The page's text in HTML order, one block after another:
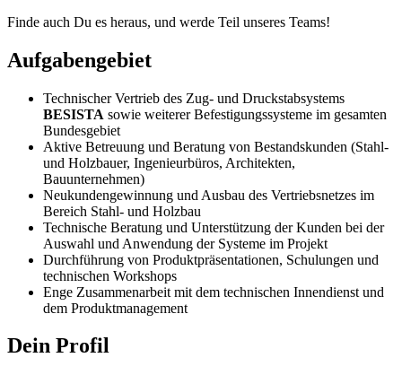
Finde auch Du es heraus, und werde Teil unseres Teams!
Aufgabengebiet
Technischer Vertrieb des Zug- und Druckstabsystems
BESISTA sowie weiterer Befestigungssysteme im gesamten
Bundesgebiet
Aktive Betreuung und Beratung von Bestandskunden (Stahl-
und Holzbauer, Ingenieurbüros, Architekten,
Bauunternehmen)
Neukundengewinnung und Ausbau des Vertriebsnetzes im
Bereich Stahl- und Holzbau
Technische Beratung und Unterstützung der Kunden bei der
Auswahl und Anwendung der Systeme im Projekt
Durchführung von Produktpräsentationen, Schulungen und
technischen Workshops
Enge Zusammenarbeit mit dem technischen Innendienst und
dem Produktmanagement
Dein Profil